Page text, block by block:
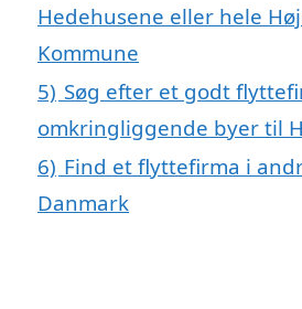
Hedehusene eller hele
Kommune
5) Søg efter et godt
omkringliggende byer til
6) Find et flyttefirma i
Danmark